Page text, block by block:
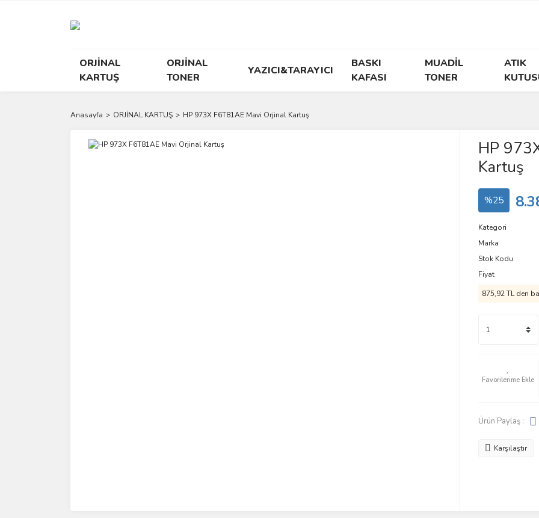
ORJİNAL
KARTUŞ
ORJİNAL
TONER
YAZICI&TARAYICI
BASKI
KAFASI
MUADİL
TONER
ATIK
Anasayfa ORJİNAL KARTUŞ HP 973X F6T81AE Mavi Orjinal Kartuş
HP
Kartuş
%25
Kategori
Marka
Stok Kodu
Fiyat
875,92 TL den
Ürün Paylaş :
Karşılaştır